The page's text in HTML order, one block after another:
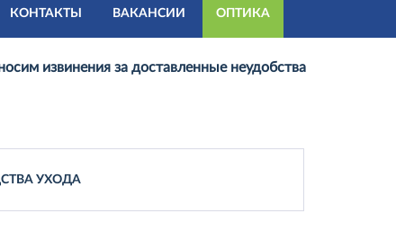
КОНТАКТЫ ВАКАНСИИ ОПТИКА
извинения за доставленные неудобства
УХОДА